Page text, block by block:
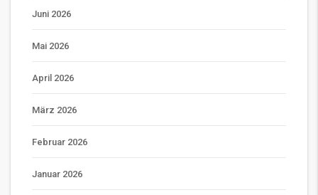
Juni 2026
Mai 2026
April 2026
März 2026
Februar 2026
Januar 2026